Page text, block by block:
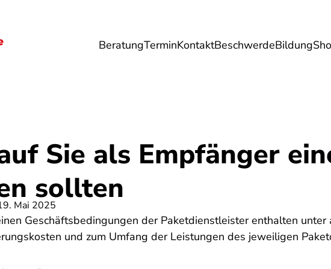
BeratungTerminKontaktBeschwerdeBildung
Umwelt Gesundheit Energie
Sie als Empfänger
sollten
Mai 2025
Geschäftsbedingungen der Paketdienstleister enthalten unter
und zum Umfang der Leistungen des jeweiligen